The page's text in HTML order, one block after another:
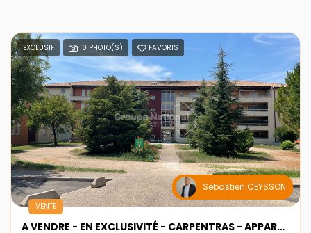
EXCLUSIF 10 PHOTO(S) FAVORIS
Sébastien CEYSSON
VENTE
A VENDRE - EN EXCLUSIVITÉ - CARPENTRAS - APPARTEMENT TYPE 4